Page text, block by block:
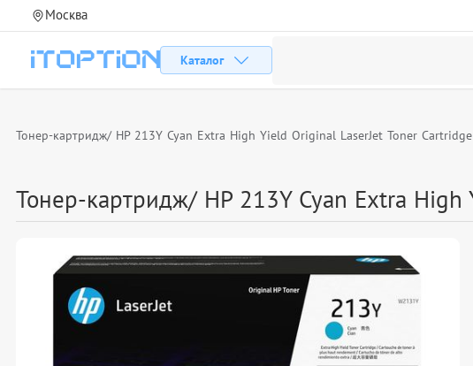
Москва
Каталог
Тонер-картридж/ HP 213Y Cyan Extra High Yield Original LaserJet Toner Cartridge
Тонер-картридж/ HP 213Y Cyan Extra